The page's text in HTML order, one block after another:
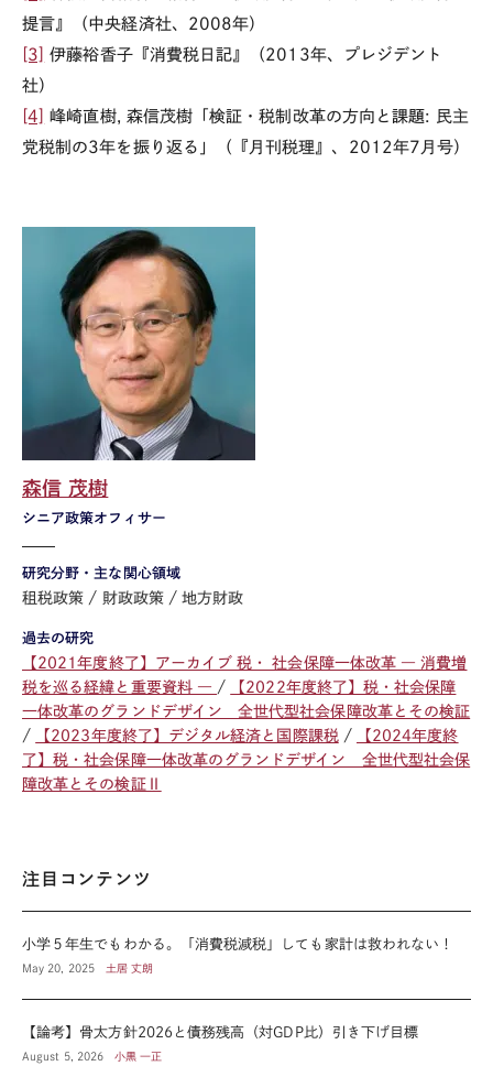
提言』（中央経済社、 2008年）
[3] 伊藤裕香子『消費税日記』（2013年、プレジデント
社）
[4] 峰崎直樹, 森信茂樹「検証・税制改革の方向と課題: 民主
党税制の3年を振り返る」（『月刊税理』、 2012年7 月号）
シニア政策オフィサー
森信 茂樹
研究分野・主な関心領域
租税政策 財政政策 地方財政
過去の研究
【2021年度終了】アーカイブ 税・ 社会保障一体改革 ― 消費増
税を巡る経緯と重要資料 ―
【2022年度終了】税・社会保障
一体改革のグランドデザイン 全世代型社会保障改革とその検証
【2023年度終了】デジタル経済と国際課税
【2024年度終
了】税・社会保障一体改革のグランドデザイン 全世代型社会保
障改革とその検証Ⅱ
注目コンテンツ
小学５年生でもわかる。「消費税減税」しても家計は救われない！
May 20, 2025 土居 丈朗
【論考】骨太方針2026と債務残高（対GDP比）引き下げ目標
August 5, 2026 小黒 一正